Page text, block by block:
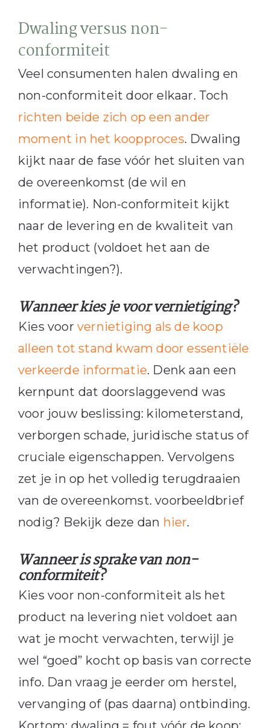
Dwaling versus non-
conformiteit
Veel consumenten halen dwaling en
non-conformiteit door elkaar. Toch
richten beide zich op een ander
moment in het koopproces. Dwaling
kijkt naar de fase vóór het sluiten van
de overeenkomst (de wil en
informatie). Non-conformiteit kijkt
naar de levering en de kwaliteit van
het product (voldoet het aan de
verwachtingen?).
Wanneer kies je voor vernietiging?
Kies voor vernietiging als de koop
alleen tot stand kwam door essentiële
verkeerde informatie. Denk aan een
kernpunt dat doorslaggevend was
voor jouw beslissing: kilometerstand,
verborgen schade, juridische status of
cruciale eigenschappen. Vervolgens
zet je in op het volledig terugdraaien
van de overeenkomst. voorbeeldbrief
nodig? Bekijk deze dan hier.
Wanneer is sprake van non-
conformiteit?
Kies voor non-conformiteit als het
product na levering niet voldoet aan
wat je mocht verwachten, terwijl je
wel “goed” kocht op basis van correcte
info. Dan vraag je eerder om herstel,
vervanging of (pas daarna) ontbinding.